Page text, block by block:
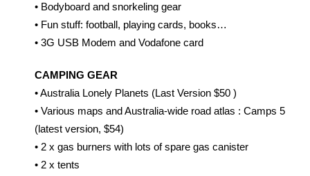
• Bodyboard and snorkeling gear
• Fun stuff: football, playing cards, books…
• 3G USB Modem and Vodafone card
CAMPING GEAR
• Australia Lonely Planets (Last Version $50 )
• Various maps and Australia-wide road atlas : Camps 5
(latest version, $54)
• 2 x gas burners with lots of spare gas canister
• 2 x tents